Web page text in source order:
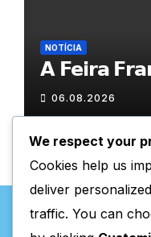
NOTÍCIA
𝗔 𝗙𝗲𝗶𝗿𝗮
06.08.2026
We respect your
Cookies help us
deliver
traffic. You can